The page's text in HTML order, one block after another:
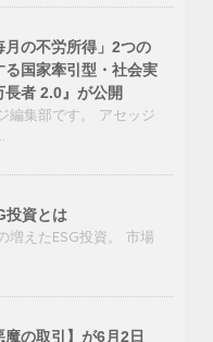
月の不労所得」2つの
国家牽引型・社会実
者 2.0』が公開
編集部です。 アセッジ
投資とは
増えたESG投資。 市場
魔の取引】が6月2日